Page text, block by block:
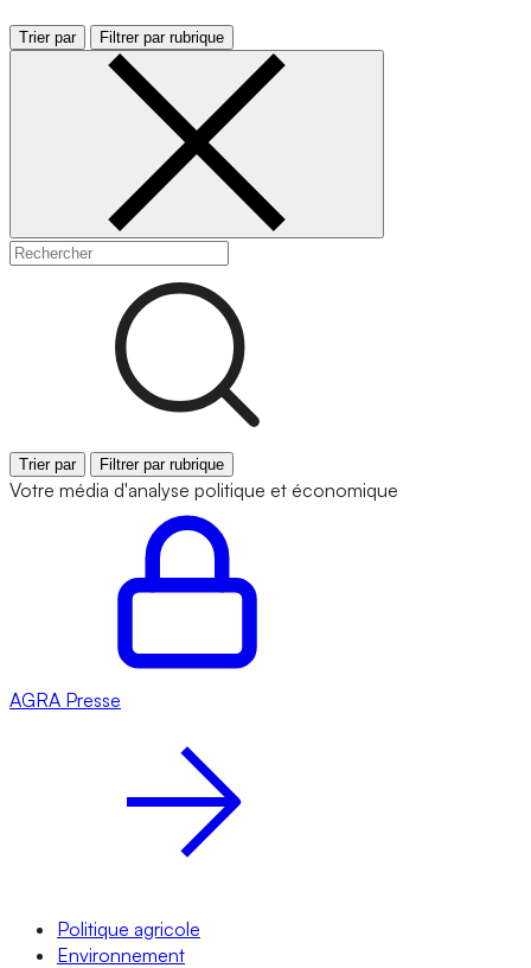
Trier par Filtrer par rubrique
Trier par Filtrer par rubrique
Votre média d'analyse politique et économique
AGRA Presse
Politique agricole
Environnement